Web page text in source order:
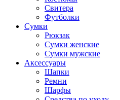
Свитера
Футболки
Сумки
Рюкзак
Сумки женские
Сумки мужские
Аксеcсуары
Шапки
Ремни
Шарфы